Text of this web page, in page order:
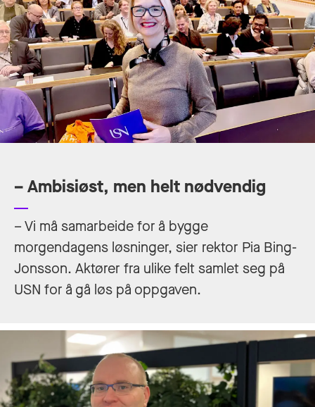
– Ambisiøst, men helt nødvendig
– Vi må samarbeide for å bygge
morgendagens løsninger, sier rektor Pia Bing-
Jonsson. Aktører fra ulike felt samlet seg på
USN for å gå løs på oppgaven.